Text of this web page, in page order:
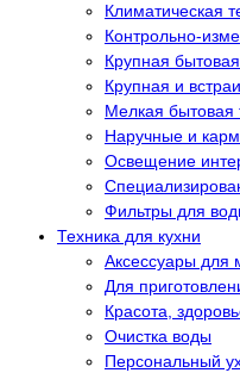
Климатическая
Контрольно-
Крупная
Крупная и
Мелкая бытовая
Наручные и
Освещение
Фильтры для
Техника для кухни
Аксессуары для
Для
Красота,
Очистка воды
Персональный